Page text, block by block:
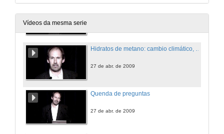
Vídeos da mesma serie
Presentación
Hidratos de metano: cambio climático, enerxía e risco submarino
27 de abr. de 2009
Quenda de preguntas
27 de abr. de 2009